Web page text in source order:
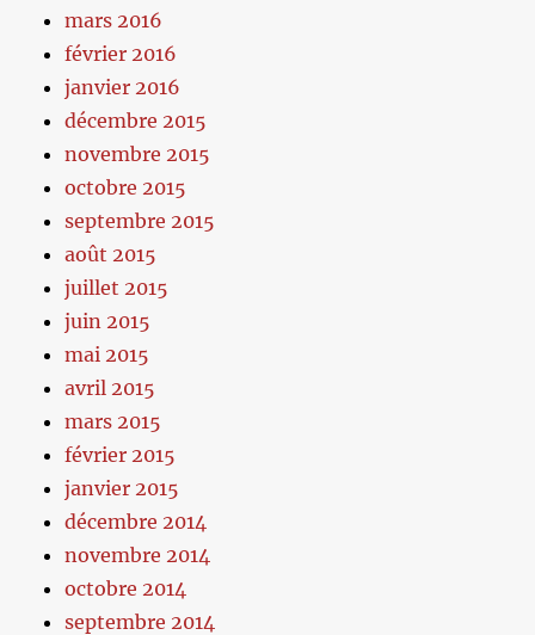
mars 2016
février 2016
janvier 2016
décembre 2015
novembre 2015
octobre 2015
septembre 2015
août 2015
juillet 2015
juin 2015
mai 2015
avril 2015
mars 2015
février 2015
janvier 2015
décembre 2014
novembre 2014
octobre 2014
septembre 2014